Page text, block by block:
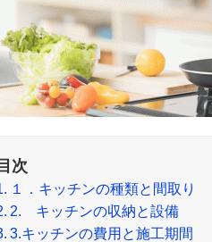
目次
１．キッチンの種類と間取り
2. キッチンの収納と設備
3.キッチンの費用と施工期間